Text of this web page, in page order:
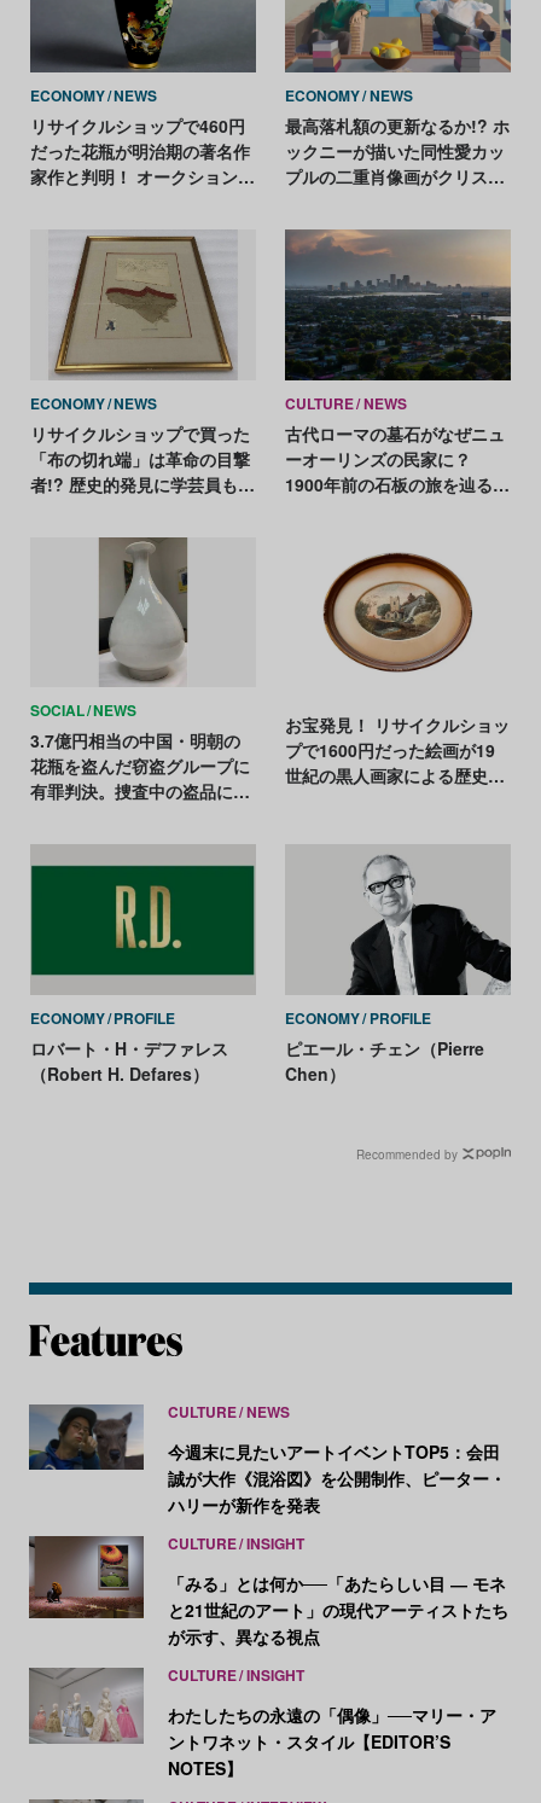
ECONOMY NEWS
リサイクルショップで460円
だった花瓶が明治期の著名作
家作と判明！ オークションの
ECONOMY NEWS
最高落札額の更新なるか!? ホ
ックニーが描いた同性愛カッ
プルの二重肖像画がクリステ
ECONOMY NEWS
リサイクルショップで買った
「布の切れ端」は革命の目撃
者!? 歴史的発見に学芸員も大
CULTURE NEWS
古代ローマの墓石がなぜニュ
ーオーリンズの民家に？
1900年前の石板の旅を辿る調
SOCIAL NEWS
3.7億円相当の中国・明朝の
花瓶を盗んだ窃盗グループに
有罪判決。捜査中の盗品には
お宝発見！ リサイクルショッ
プで1600円だった絵画が19
世紀の黒人画家による歴史的
ECONOMY PROFILE
ロバート・H・デファレス
（Robert H. Defares）
ECONOMY PROFILE
ピエール・チェン（Pierre
Chen）
Recommended by
CULTURE NEWS
今週末に見たいアートイベントTOP5：会田
誠が大作《混浴図》を公開制作、ピーター・
ハリーが新作を発表
CULTURE INSIGHT
「みる」とは何か──「あたらしい目 ― モネ
と21世紀のアート」の現代アーティストたち
が示す、異なる視点
CULTURE INSIGHT
わたしたちの永遠の「偶像」──マリー・ア
ントワネット・スタイル【EDITOR’S
NOTES】